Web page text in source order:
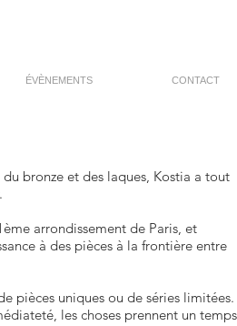
ÉVÈNEMENTS CONTACT
bronze et des laques, Kostia a tout
arrondissement de Paris, et
à des pièces à la frontière entre
pièces uniques ou de séries limitées.
les choses prennent un temps